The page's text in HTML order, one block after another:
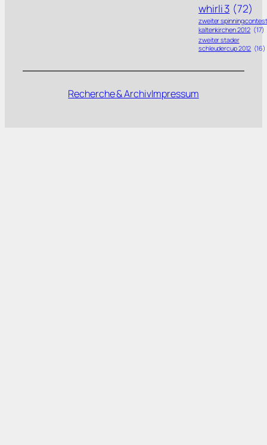
whirli 3 (72)
zweiter spinning contest
kaltenkirchen 2012 (17)
zweiter stader
schleudercup 2012 (16)
Recherche & ArchivImpressum